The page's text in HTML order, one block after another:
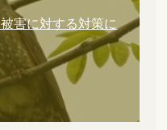
害に対する対策に